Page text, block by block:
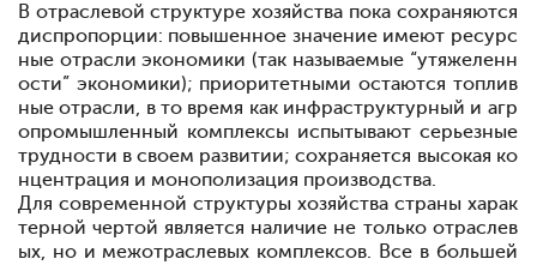
В отраслевой структуре хозяйства пока сохраняются
диспропорции: повышенное значение имеют ресурс
ные отрасли экономики (так называемые “утяжеленн
ости” экономики); приоритетными остаются топлив
ные отрасли, в то время как инфраструктурный и агр
опромышленный комплексы испытывают серьезные
трудности в своем развитии; сохраняется высокая ко
нцентрация и монополизация производства.
Для современной структуры хозяйства страны харак
терной чертой является наличие не только отраслев
ых, но и межотраслевых комплексов. Все в большей